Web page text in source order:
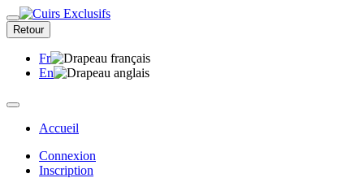
Retour
Fr
En
Accueil
Connexion
Inscription